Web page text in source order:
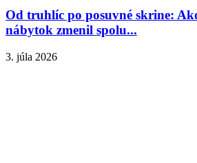
Od truhlíc po posuvné skrine:
nábytok zmenil spolu...
3. júla 2026